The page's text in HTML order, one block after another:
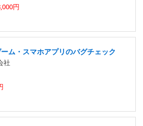
円
ム・スマホアプリのバグチェック
社